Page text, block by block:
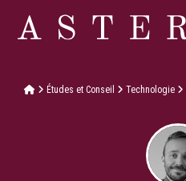
Études et Conseil Technologie